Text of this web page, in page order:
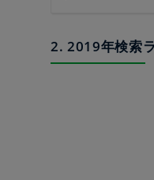
2. 2019年検索